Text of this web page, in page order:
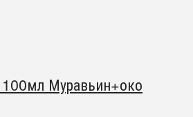
Муравьин+око